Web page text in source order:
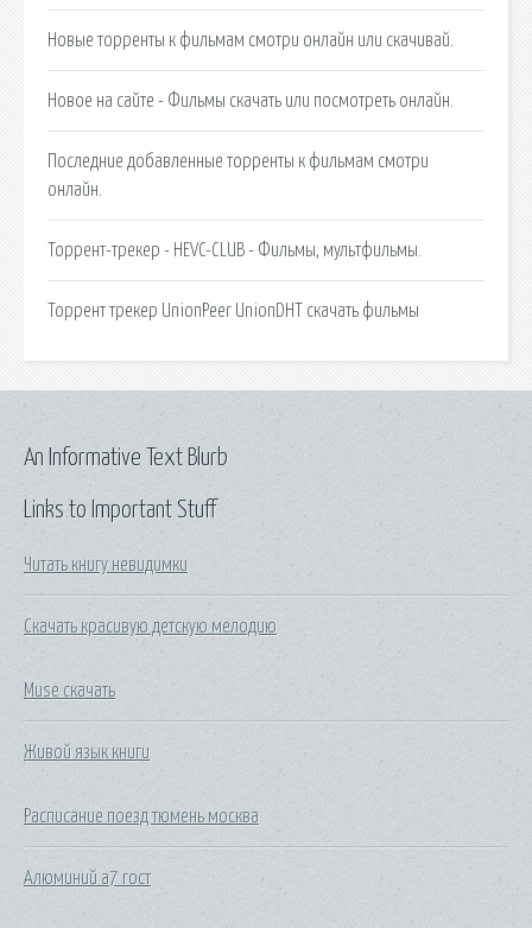
Новые торренты к фильмам смотри онлайн или скачивай.
Новое на сайте - Фильмы скачать или посмотреть онлайн.
Последние добавленные торренты к фильмам смотри
онлайн.
Торрент-трекер - HEVC-CLUB - Фильмы, мультфильмы.
Торрент трекер UnionPeer UnionDHT скачать фильмы
Links to Important Stuff
Читать книгу невидимки
Скачать красивую детскую мелодию
Muse скачать
Живой язык книги
Расписание поезд тюмень москва
Алюминий а7 гост
An Informative Text Blurb